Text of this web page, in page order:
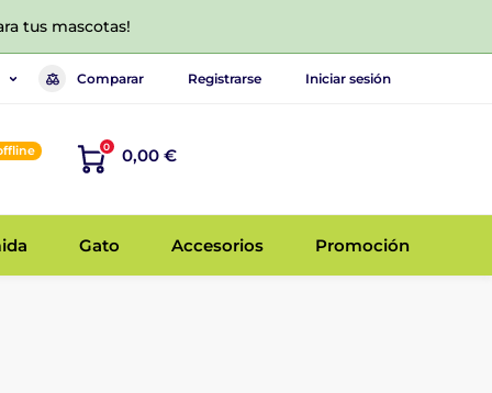
tus mascotas!
Comparar Registrarse Iniciar sesión
0 0,00 €
Gato Accesorios Promoción